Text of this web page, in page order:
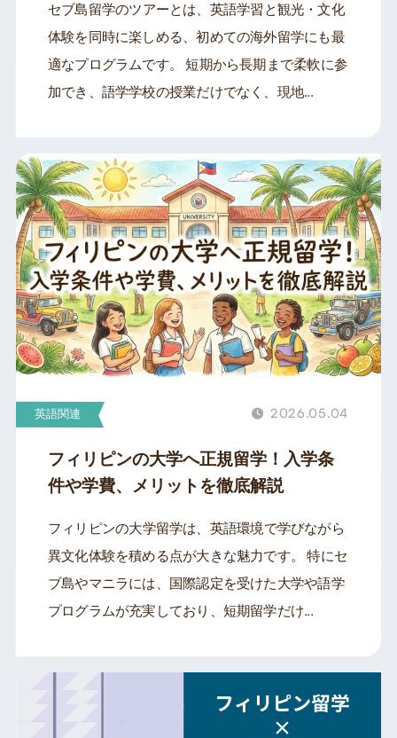
セブ島留学のツアーとは、英語学習と観光・文化
体験を同時に楽しめる、初めての海外留学にも最
適なプログラムです。 短期から長期まで柔軟に参
加でき、語学学校の授業だけでなく、現地...
英語関連 2026.05.04
フィリピンの大学へ正規留学！入学条
件や学費、メリットを徹底解説
フィリピンの大学留学は、英語環境で学びながら
異文化体験を積める点が大きな魅力です。 特にセ
ブ島やマニラには、国際認定を受けた大学や語学
プログラムが充実しており、短期留学だけ...